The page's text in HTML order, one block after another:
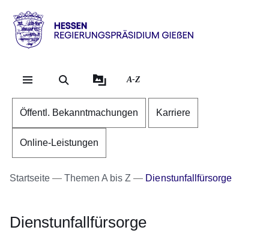
Direkt zum Kopf der
Direkt zum Inhalt
Direkt zum Fuß der
Hessen
RP
A-Z
Öffentl. Bekanntmachungen Karriere
Online-Leistungen
Startseite Themen A bis Z Dienstunfallfürsorge
Dienstunfallfürsorge